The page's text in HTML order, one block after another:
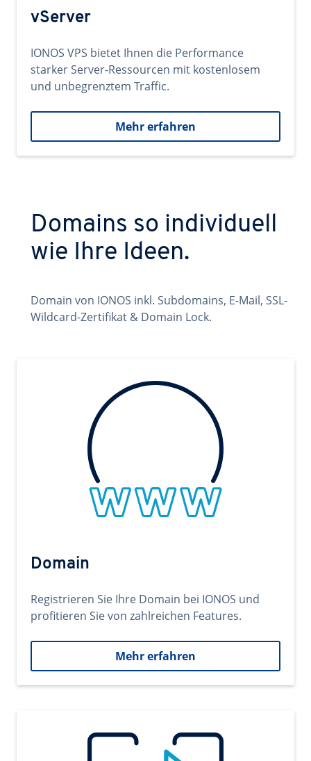
vServer
IONOS VPS bietet Ihnen die Performance
starker Server-Ressourcen mit kostenlosem
und unbegrenztem Traffic.
Mehr erfahren
Domains so individuell
wie Ihre Ideen.
Domain von IONOS inkl. Subdomains, E-Mail, SSL-
Wildcard-Zertifikat & Domain Lock.
Domain
Registrieren Sie Ihre Domain bei IONOS und
profitieren Sie von zahlreichen Features.
Mehr erfahren